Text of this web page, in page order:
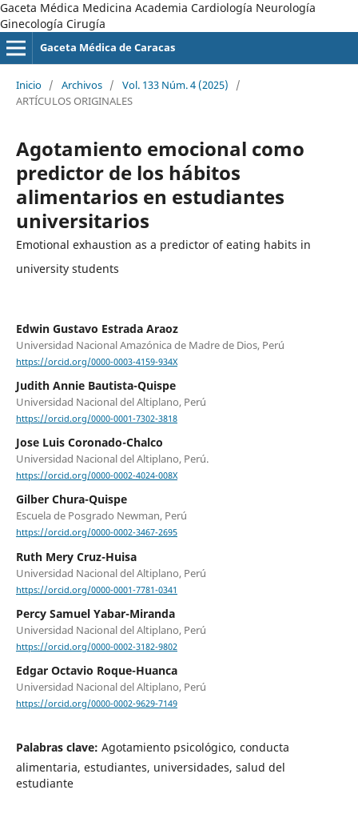
Gaceta Médica Medicina Academia Cardiología Neurología
Ginecología Cirugía
Gaceta Médica de Caracas
Inicio / Archivos / Vol. 133 Núm. 4 (2025)
/
ARTÍCULOS ORIGINALES
Agotamiento emocional como
predictor de los hábitos
alimentarios en estudiantes
universitarios
Emotional exhaustion as a predictor of eating habits in
university students
Edwin Gustavo Estrada Araoz
Universidad Nacional Amazónica de Madre de Dios, Perú
https://orcid.org/0000-0003-4159-934X
Judith Annie Bautista-Quispe
Universidad Nacional del Altiplano, Perú
https://orcid.org/0000-0001-7302-3818
Jose Luis Coronado-Chalco
Universidad Nacional del Altiplano, Perú.
https://orcid.org/0000-0002-4024-008X
Gilber Chura-Quispe
Escuela de Posgrado Newman, Perú
https://orcid.org/0000-0002-3467-2695
Ruth Mery Cruz-Huisa
Universidad Nacional del Altiplano, Perú
https://orcid.org/0000-0001-7781-0341
Percy Samuel Yabar-Miranda
Universidad Nacional del Altiplano, Perú
https://orcid.org/0000-0002-3182-9802
Edgar Octavio Roque-Huanca
Universidad Nacional del Altiplano, Perú
https://orcid.org/0000-0002-9629-7149
Palabras clave: Agotamiento psicológico, conducta
alimentaria, estudiantes, universidades, salud del
estudiante